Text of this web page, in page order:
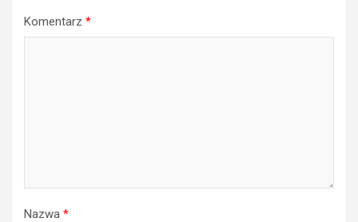
Komentarz *
Nazwa *